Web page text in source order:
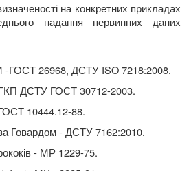
на конкретних прикладах
надання первинних даних
26968, ДСТУ ISO 7218:2008.
ДСТУ ГОСТ 30712-2003.
10444.12-88.
Говардом - ДСТУ 7162:2010.
- МР 1229-75.